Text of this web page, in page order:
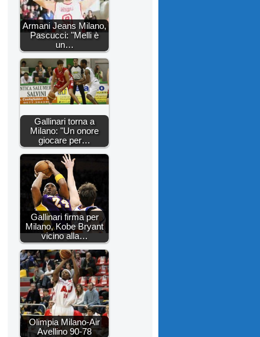
Armani Jeans Milano,
Pascucci: "Melli è
un…
Gallinari torna a
Milano: "Un onore
giocare per…
Gallinari firma per
Milano, Kobe Bryant
vicino alla…
Olimpia Milano-Air
Avellino 90-78